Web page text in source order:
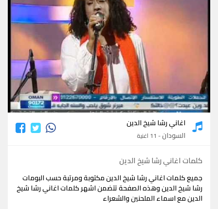
كلمات اغاني رشا شيخ الدين
اغاني رشا شيخ الدين
السودان- 11 اغنية
كلمات اغاني رشا شيخ الدين
جميع كلمات اغاني رشا شيخ الدين مكتوبة ومرتبة حسب البومات
رشا شيخ الدين وهذه الصفحة تتضمن اشهر كلمات اغاني رشا شيخ
الدين مع اسماء الملحنين والشعراء